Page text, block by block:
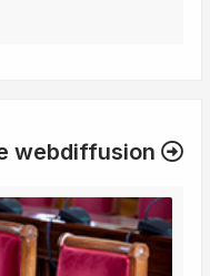
webdiffusion